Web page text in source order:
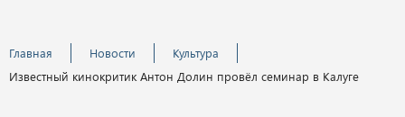
Главная Новости
Культура
Известный кинокритик Антон Долин провёл семинар в Калуге